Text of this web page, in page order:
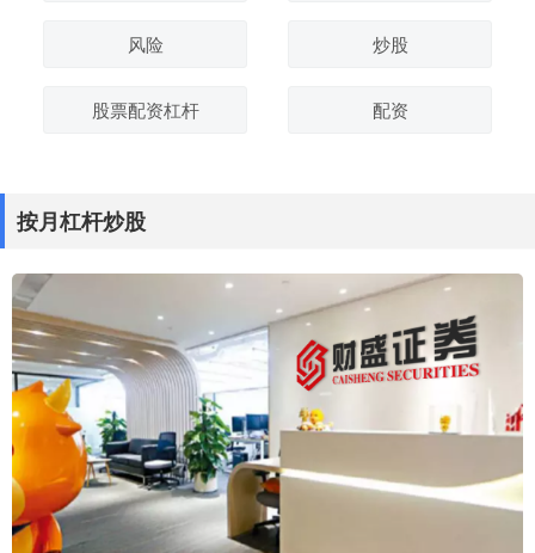
风险 炒股
股票配资杠杆 配资
按月杠杆炒股